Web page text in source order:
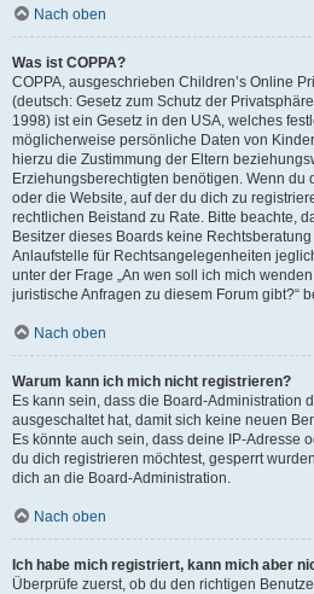
Nach oben
Was ist COPPA?
COPPA, ausgeschrieben Children’s Online
(deutsch: Gesetz zum Schutz der
1998) ist ein Gesetz in den USA, welches
möglicherweise persönliche Daten von
hierzu die Zustimmung der Eltern
Erziehungsberechtigten benötigen. Wenn du
oder die Website, auf der du dich zu
rechtlichen Beistand zu Rate. Bitte beachte,
Besitzer dieses Boards keine
Anlaufstelle für Rechtsangelegenheiten
unter der Frage „An wen soll ich mich
juristische Anfragen zu diesem Forum gibt?“
Nach oben
Warum kann ich mich nicht registrieren?
Es kann sein, dass die Board-Administration
ausgeschaltet hat, damit sich keine neuen
Es könnte auch sein, dass deine IP-Adresse
du dich registrieren möchtest, gesperrt
dich an die Board-Administration.
Nach oben
Ich habe mich registriert, kann mich aber
Überprüfe zuerst, ob du den richtigen